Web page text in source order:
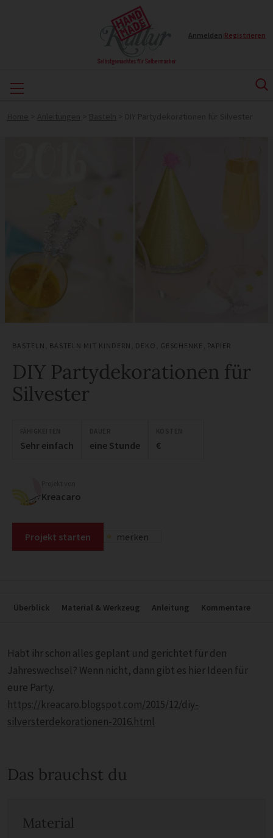
Anmelden Registrieren
BASTELN BASTELN MIT KINDERN DEKO GESCHENKE PAPIER
DIY Partydekorationen für
Silvester
Sehr einfach eine Stunde €
Kreacaro
Projekt starten merken
Überblick Material & Werkzeug Anleitung Kommentare
Habt ihr schon alles geplant und gerichtet für den
Jahreswechsel? Wenn nicht, dann gibt es hier Ideen für
eure Party.
https://kreacaro.blogspot.com/2015/12/diy-
silversterdekorationen-2016.html
Das brauchst du
Material